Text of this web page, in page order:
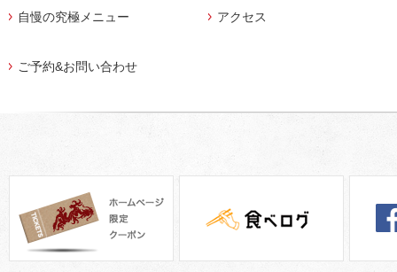
自慢の究極メニュー
ご予約&お問い合わせ
アクセス